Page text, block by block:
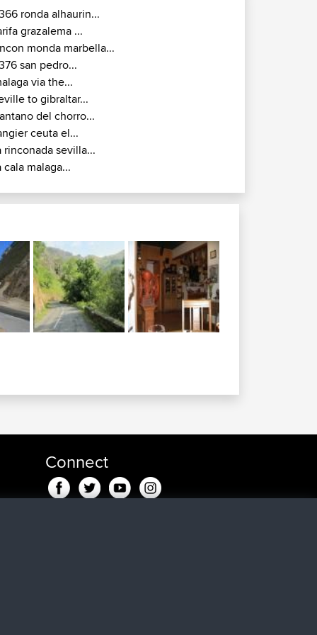
ronda alhaurin...
grazalema ...
monda marbella...
san pedro...
via the...
to gibraltar...
del chorro...
rinconada sevilla...